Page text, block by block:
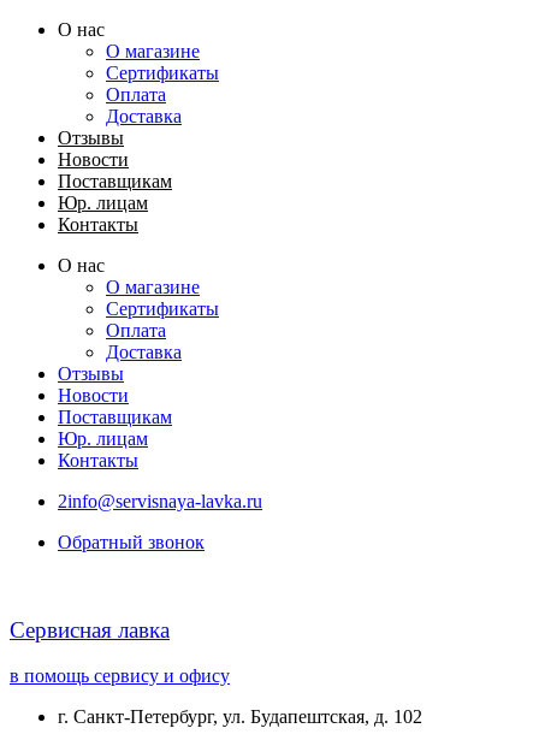
Перейти
содержимому
О нас
О магазине
Сертификаты
Оплата
Доставка
Отзывы
Новости
Поставщикам
Юр. лицам
Контакты
О нас
О магазине
Сертификаты
Оплата
Доставка
Отзывы
Новости
Поставщикам
Юр. лицам
Контакты
2info@servisnaya-lavka.ru
Обратный звонок
Сервисная лавка
в помощь сервису и офису
г. Санкт-Петербург, ул. Будапештская, д. 102